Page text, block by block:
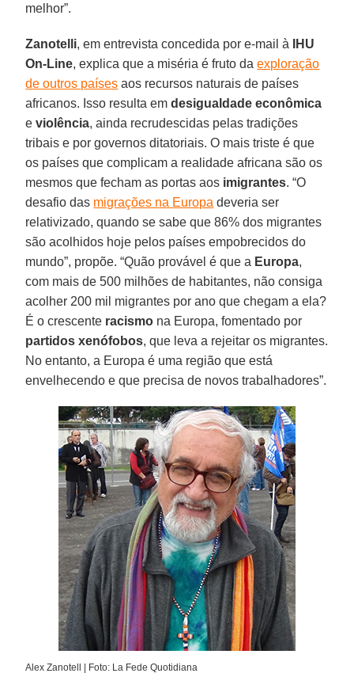
melhor”.
Zanotelli, em entrevista concedida por e-mail à IHU
On-Line, explica que a miséria é fruto daexploração
de outros países aos recursos naturais de países
africanos. Isso resulta emdesigualdade econômica
eviolência, ainda recrudescidas pelas tradições
tribais e por governos ditatoriais. O mais triste é que
os países que complicam a realidade africana são os
mesmos que fecham as portas aos imigrantes. “O
desafio das migrações na Europa deveria ser
relativizado, quando se sabe que 86% dos migrantes
são acolhidos hoje pelos países empobrecidos do
mundo”, propõe. “Quão provável é que a Europa,
com mais de 500 milhões de habitantes, não consiga
acolher 200 mil migrantes por ano que chegam a ela?
É o crescente racismo na Europa, fomentado por
partidos xenófobos, que leva a rejeitar os migrantes.
No entanto, a Europa é uma região que está
envelhecendo e que precisa de novos trabalhadores”.
Alex Zanotell | Foto: La Fede Quotidiana